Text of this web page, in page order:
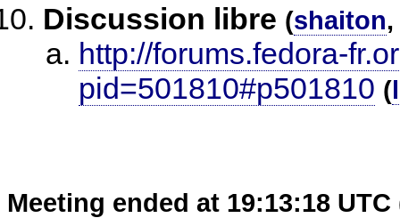
Discussion libre (shaiton
http://forums.fedora-
pid=501810#p501810 (
Meeting ended at 19:13:18 UTC